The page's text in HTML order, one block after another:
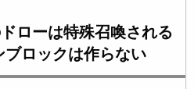
ローは特殊召喚される
ロックは作らない